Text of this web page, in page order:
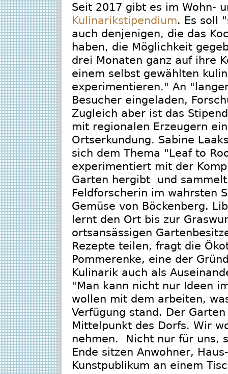
Seit 2017 gibt es im Wohn-
Kulinarikstipendium. Es soll
auch denjenigen, die das
haben, die Möglichkeit
drei Monaten ganz auf ihre
einem selbst gewählten
experimentieren." An
Besucher eingeladen,
Zugleich aber ist das
mit regionalen Erzeugern
Ortserkundung. Sabine
sich dem Thema "Leaf to
experimentiert mit der
Garten hergibt und
Feldforscherin im wahrsten
Gemüse von Böckenberg.
lernt den Ort bis zur
ortsansässigen
Rezepte teilen, fragt die
Pommerenke, eine der
Kulinarik auch als
"Man kann nicht nur Ideen
wollen mit dem arbeiten,
Verfügung stand. Der
Mittelpunkt des Dorfs. Wir
nehmen. Nicht nur für uns,
Ende sitzen Anwohner,
Kunstpublikum an einem